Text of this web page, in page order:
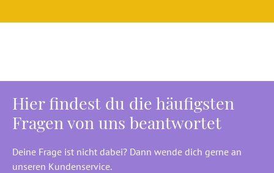
Hier findest du die häufigsten
Fragen von uns beantwortet
Deine Frage ist nicht dabei? Dann wende dich gerne an
unseren Kundenservice.